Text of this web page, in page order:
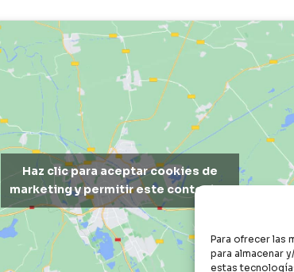
Para ofrecer las
para almacenar
estas
Haz clic para aceptar cookies de
marketing y permitir este contenido